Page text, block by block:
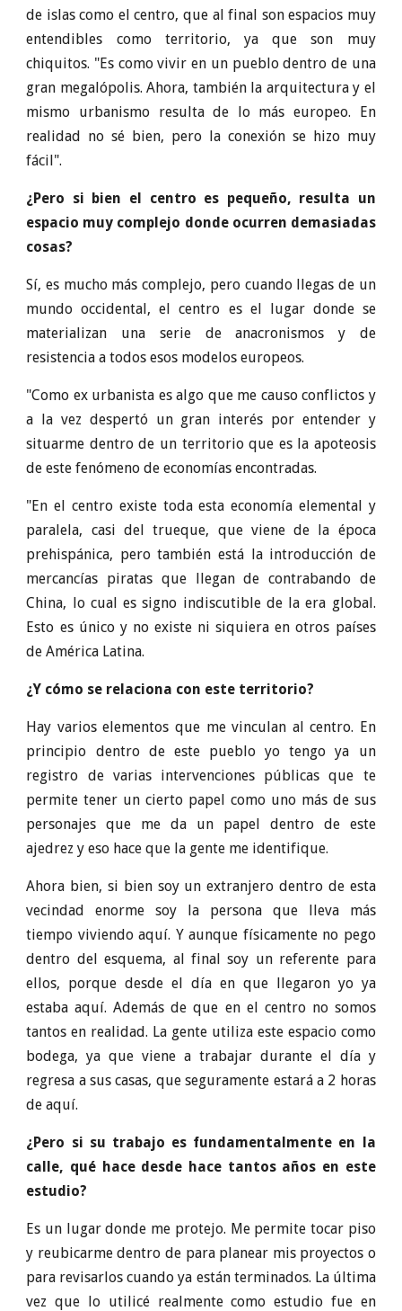
de islas como el centro, que al final son espacios muy
entendibles como territorio, ya que son muy
chiquitos. "Es como vivir en un pueblo dentro de una
gran megalópolis. Ahora, también la arquitectura y el
mismo urbanismo resulta de lo más europeo. En
realidad no sé bien, pero la conexión se hizo muy
fácil".
¿Pero si bien el centro es pequeño, resulta un
espacio muy complejo donde ocurren demasiadas
cosas?
Sí, es mucho más complejo, pero cuando llegas de un
mundo occidental, el centro es el lugar donde se
materializan una serie de anacronismos y de
resistencia a todos esos modelos europeos.
"Como ex urbanista es algo que me causo conflictos y
a la vez despertó un gran interés por entender y
situarme dentro de un territorio que es la apoteosis
de este fenómeno de economías encontradas.
"En el centro existe toda esta economía elemental y
paralela, casi del trueque, que viene de la época
prehispánica, pero también está la introducción de
mercancías piratas que llegan de contrabando de
China, lo cual es signo indiscutible de la era global.
Esto es único y no existe ni siquiera en otros países
de América Latina.
¿Y cómo se relaciona con este territorio?
Hay varios elementos que me vinculan al centro. En
principio dentro de este pueblo yo tengo ya un
registro de varias intervenciones públicas que te
permite tener un cierto papel como uno más de sus
personajes que me da un papel dentro de este
ajedrez y eso hace que la gente me identifique.
Ahora bien, si bien soy un extranjero dentro de esta
vecindad enorme soy la persona que lleva más
tiempo viviendo aquí. Y aunque físicamente no pego
dentro del esquema, al final soy un referente para
ellos, porque desde el día en que llegaron yo ya
estaba aquí. Además de que en el centro no somos
tantos en realidad. La gente utiliza este espacio como
bodega, ya que viene a trabajar durante el día y
regresa a sus casas, que seguramente estará a 2 horas
de aquí.
¿Pero si su trabajo es fundamentalmente en la
calle, qué hace desde hace tantos años en este
estudio?
Es un lugar donde me protejo. Me permite tocar piso
y reubicarme dentro de para planear mis proyectos o
para revisarlos cuando ya están terminados. La última
vez que lo utilicé realmente como estudio fue en